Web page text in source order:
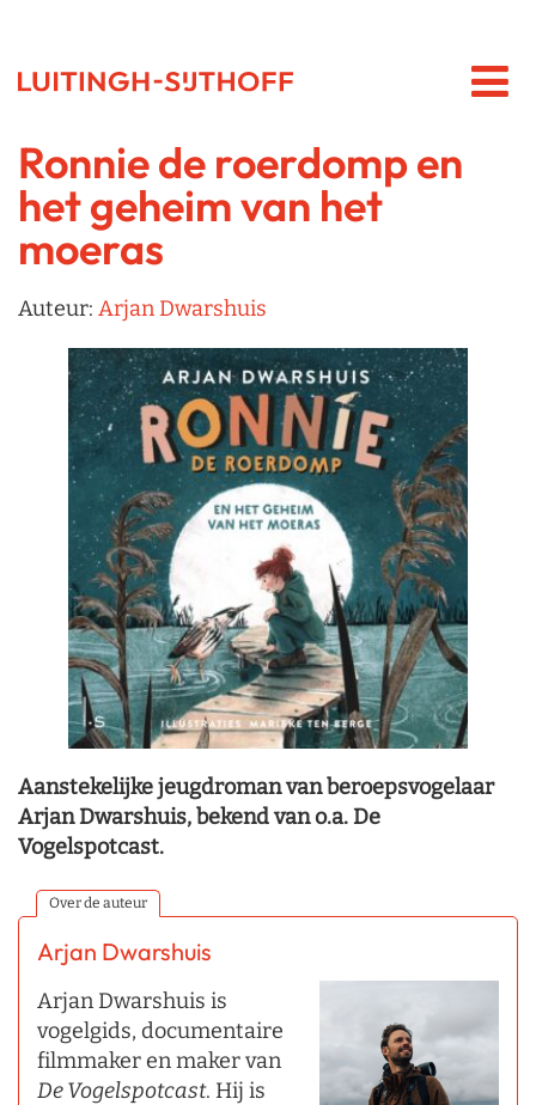
Ronnie de roerdomp en
het geheim van het
moeras
Auteur: Arjan Dwarshuis
Aanstekelijke jeugdroman van beroepsvogelaar
Arjan Dwarshuis, bekend van o.a. De
Vogelspotcast.
Over de auteur
Arjan Dwarshuis
Arjan Dwarshuis is
vogelgids, documentaire
filmmaker en maker van
De Vogelspotcast. Hij is